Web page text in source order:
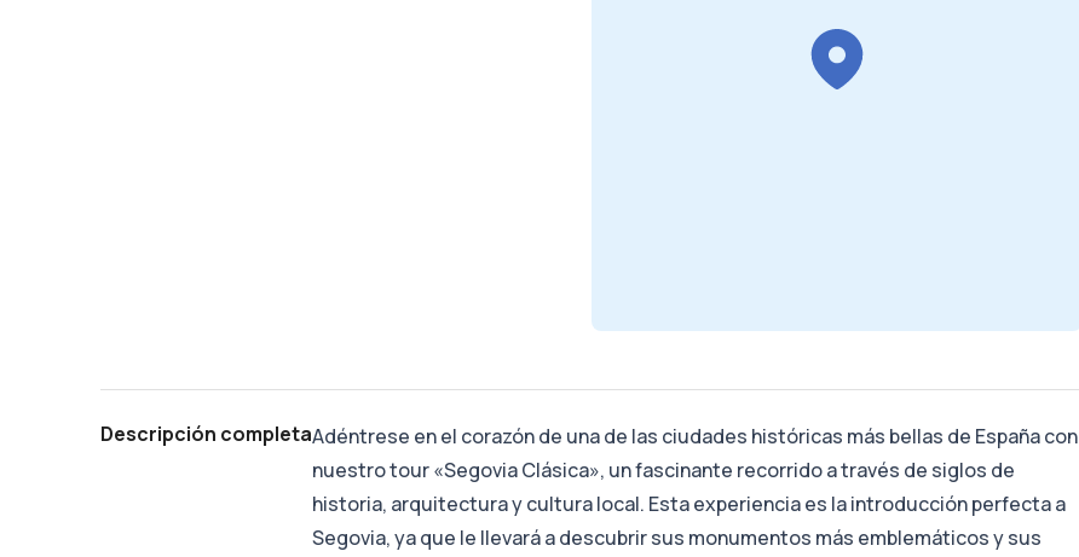
Descripción completaAdéntrese en el corazón de una de las ciudades históricas más bellas de España con
nuestro tour «Segovia Clásica», un fascinante recorrido a través de siglos de
historia, arquitectura y cultura local. Esta experiencia es la introducción perfecta a
Segovia, ya que le llevará a descubrir sus monumentos más emblemáticos y sus